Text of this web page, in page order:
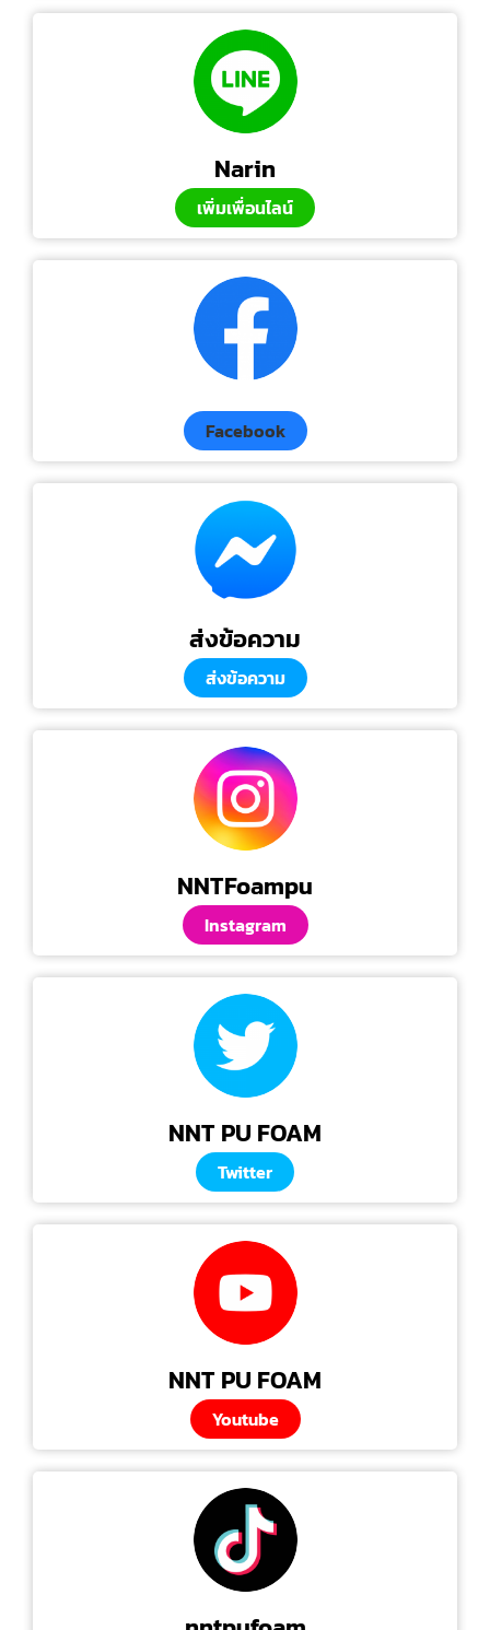
Narin
เพิ่มเพื่อนไลน์
Facebook
ส่งข้อความ
ส่งข้อความ
NNTFoampu
Instagram
NNT PU FOAM
Twitter
NNT PU FOAM
Youtube